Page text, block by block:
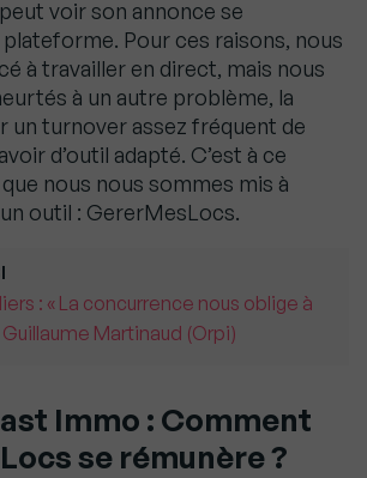
voir son annonce se
Pour ces raisons, nous
à travailler en direct, mais nous
à un autre problème, la
un turnover assez fréquent de
d’outil adapté. C’est à ce
nous nous sommes mis à
outil : GererMesLocs.
: « La concurrence nous oblige à
Martinaud (Orpi)
Immo : Comment
se rémunère ?